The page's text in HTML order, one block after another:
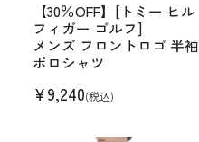
【30％OFF】[トミー ヒル
フィガー ゴルフ]
メンズ フロントロゴ 半袖
ポロシャツ
¥9,240(税込)